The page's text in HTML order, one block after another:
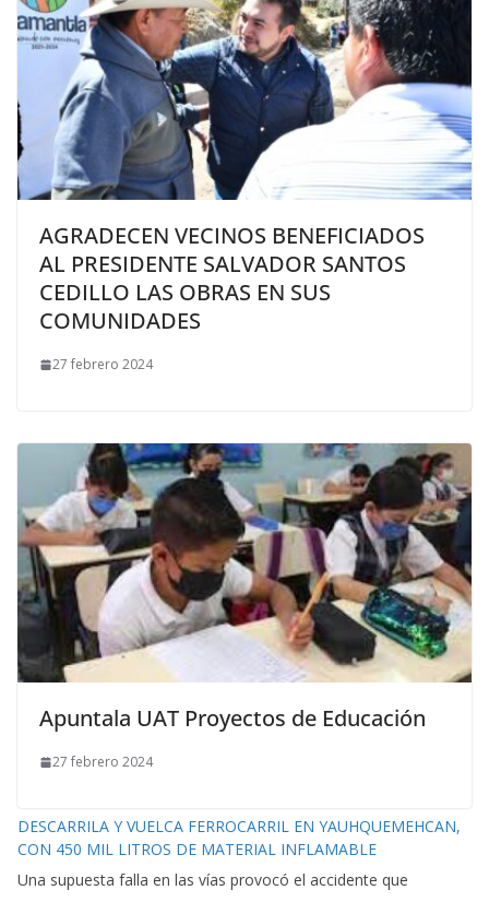
AGRADECEN VECINOS BENEFICIADOS
AL PRESIDENTE SALVADOR SANTOS
CEDILLO LAS OBRAS EN SUS
COMUNIDADES
27 febrero 2024
Apuntala UAT Proyectos de Educación
27 febrero 2024
DESCARRILA Y VUELCA FERROCARRIL EN YAUHQUEMEHCAN,
CON 450 MIL LITROS DE MATERIAL INFLAMABLE
Una supuesta falla en las vías provocó el accidente que